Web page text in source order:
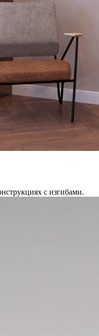
с изгибами.